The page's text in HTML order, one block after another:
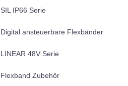
SIL IP66 Serie
Digital ansteuerbare Flexbänder
LINEAR 48V Serie
Flexband Zubehör